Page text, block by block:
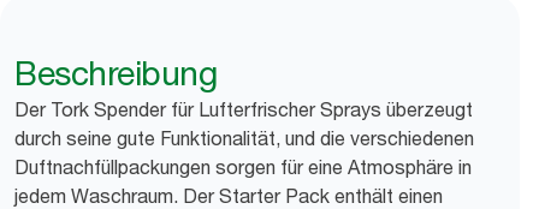
Beschreibung
Der Tork Spender für Lufterfrischer Sprays überzeugt
durch seine gute Funktionalität, und die verschiedenen
Duftnachfüllpackungen sorgen für eine Atmosphäre in
jedem Waschraum. Der Starter Pack enthält einen